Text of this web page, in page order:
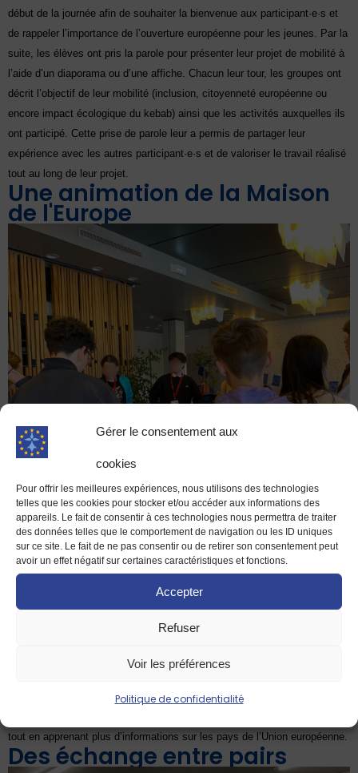
Gérer le consentement aux
cookies
Pour offrir les meilleures expériences, nous utilisons des technologies
telles que les cookies pour stocker et/ou accéder aux informations des
appareils. Le fait de consentir à ces technologies nous permettra de traiter
des données telles que le comportement de navigation ou les ID uniques
sur ce site. Le fait de ne pas consentir ou de retirer son consentement peut
avoir un effet négatif sur certaines caractéristiques et fonctions.
Accepter
Refuser
Voir les préférences
Politique de confidentialité
début de la journée afin de souhaiter la bienvenue aux participant·e·s et
de rappeler l’importance de l’ouverture européenne pour les jeunes. Par la
suite, les élèves ont pris la parole pour présenter leur projet de mobilité à
l’aide d’un diaporama ou d’une affiche. Chacun leur tour, les groupes ont
décrit l’objectif de leur mobilité (inclusion, citoyenneté européenne ou
encore impact écologique du kebab) ainsi que les activités auxquelles ils
ont participé. Cette prise de parole leur a permis de partager leur
expérience avec les autres participant·e·s et de valoriser le travail réalisé
tout au long de leur projet.
Une animation de la Maison
de l'Europe
replacer les drapeaux et les capitales des pays de l’Union
tout en apprenant plus d’informations sur les pays de l’Union européenne.
Des échange entre pairs